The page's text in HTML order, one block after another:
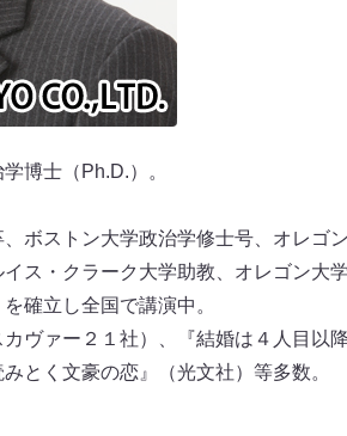
博士（Ph.D.）。
ボストン大学政治学修士号、オレゴ
ス・クラーク大学助教、オレゴン大
確立し全国で講演中。
ヴァー２１社）、『結婚は４人目以
とく文豪の恋』（光文社）等多数。